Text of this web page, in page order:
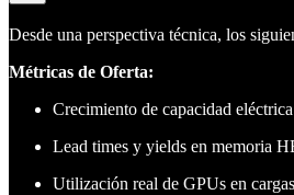
Desde una perspectiva técnica, los
Métricas de Oferta:
Crecimiento de capacidad
Lead times y yields en memoria
Utilización real de GPUs en